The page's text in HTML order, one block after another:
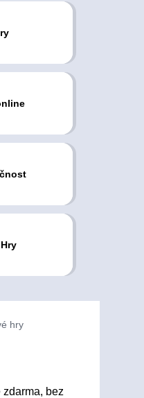
hry
bez